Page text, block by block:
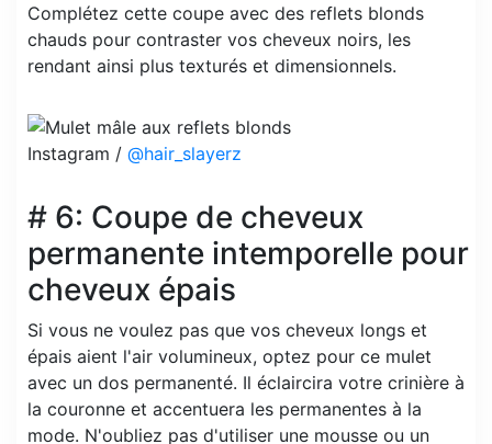
Complétez cette coupe avec des reflets blonds
chauds pour contraster vos cheveux noirs, les
rendant ainsi plus texturés et dimensionnels.
Instagram / @hair_slayerz
# 6: Coupe de cheveux
permanente intemporelle pour
cheveux épais
Si vous ne voulez pas que vos cheveux longs et
épais aient l'air volumineux, optez pour ce mulet
avec un dos permanenté. Il éclaircira votre crinière à
la couronne et accentuera les permanentes à la
mode. N'oubliez pas d'utiliser une mousse ou un